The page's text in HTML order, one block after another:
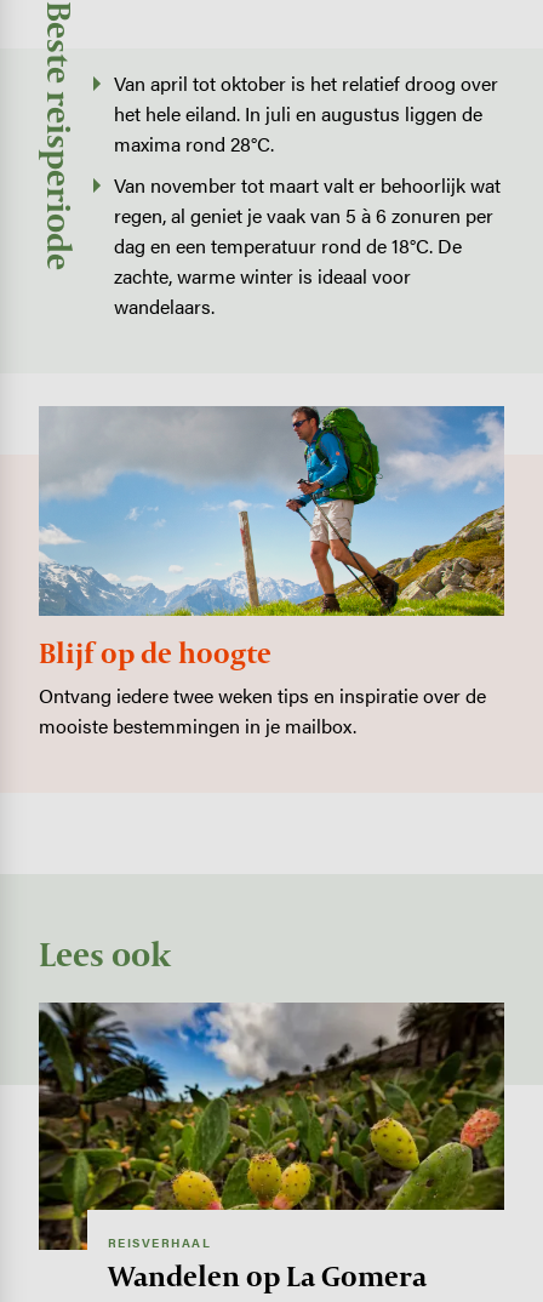
Beste reisperiode
Van april tot oktober is het relatief droog over
het hele eiland. In juli en augustus liggen de
maxima rond 28°C.
Van november tot maart valt er behoorlijk wat
regen, al geniet je vaak van 5 à 6 zonuren per
dag en een temperatuur rond de 18°C. De
zachte, warme winter is ideaal voor
wandelaars.
Blijf op de hoogte
Ontvang iedere twee weken tips en inspiratie over de
mooiste bestemmingen in je mailbox.
Lees ook
Image
REISVERHAAL
Wandelen op La Gomera